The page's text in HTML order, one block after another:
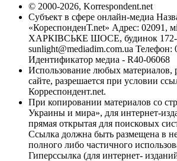
© 2000-2026, Korrespondent.net
Субъект в сфере онлайн-медиа
«КореспонденТ.net» Адрес: 02091,
ХАРКІВСЬКЕ ШОСЕ, будинок 172-
sunlight@mediadim.com.ua Телефон:
Идентификатор медиа - R40-06068
Использование любых материалов,
сайте, разрешается при условии
Корреспондент.net.
При копировании материалов со
Украины и мира», для интернет-
прямая открытая для поисковых
Ссылка должна быть размещена в
полного либо частичного
Гиперссылка (для интернет-